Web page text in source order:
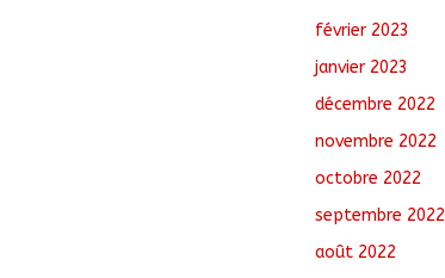
février 2023
janvier 2023
décembre 2022
novembre 2022
octobre 2022
septembre 2022
août 2022